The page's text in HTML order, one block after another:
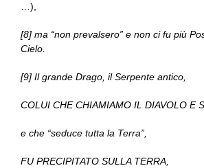
…),
[8] ma “non prevalsero” e non ci fu più
Cielo.
[9] Il grande Drago, il Serpente antico,
COLUI CHE CHIAMIAMO IL DIAVOLO E
e che “seduce tutta la Terra”,
FU PRECIPITATO SULLA TERRA,